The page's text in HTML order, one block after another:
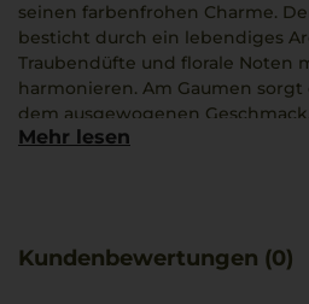
seinen farbenfrohen Charme.
besticht durch ein lebendiges
Traubendüfte und florale Noten
harmonieren. Am Gaumen
dem ausgewogenen
einer weichen, angenehmen
Mehr lesen
Kundenbewertungen (0)